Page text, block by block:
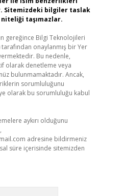
Sitemizdeki bilgiler taslak
taşımazlar.
gereğince Bilgi Teknolojileri
onaylanmış bir Yer
Bu nedenle,
olarak denetleme veya
bulunmamaktadır. Ancak,
sorumluluğunu
olarak bu sorumluluğu kabul
aykırı olduğunu
adresine bildirmeniz
süre içerisinde sitemizden